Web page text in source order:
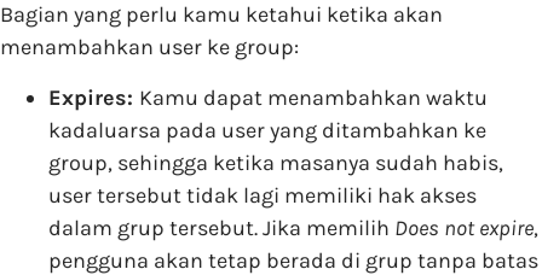
Bagian yang perlu kamu ketahui ketika akan
menambahkan user ke group:
Expires: Kamu dapat menambahkan waktu
kadaluarsa pada user yang ditambahkan ke
group, sehingga ketika masanya sudah habis,
user tersebut tidak lagi memiliki hak akses
dalam grup tersebut. Jika memilih Does not expire,
pengguna akan tetap berada di grup tanpa batas